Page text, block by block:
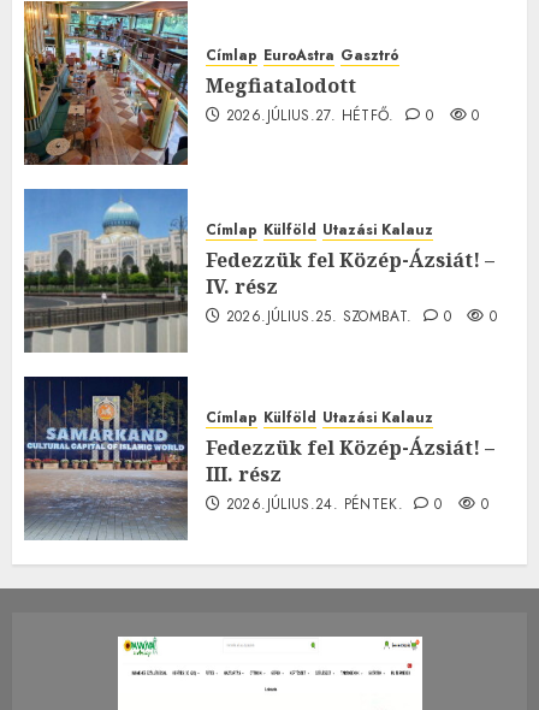
Címlap EuroAstra Gasztró
Megfiatalodott
2026.JÚLIUS.27. HÉTFŐ. 0 0
Címlap Külföld Utazási Kalauz
Fedezzük fel Közép-Ázsiát! –
IV. rész
2026.JÚLIUS.25. SZOMBAT. 0 0
Címlap Külföld Utazási Kalauz
Fedezzük fel Közép-Ázsiát! –
III. rész
2026.JÚLIUS.24. PÉNTEK. 0 0